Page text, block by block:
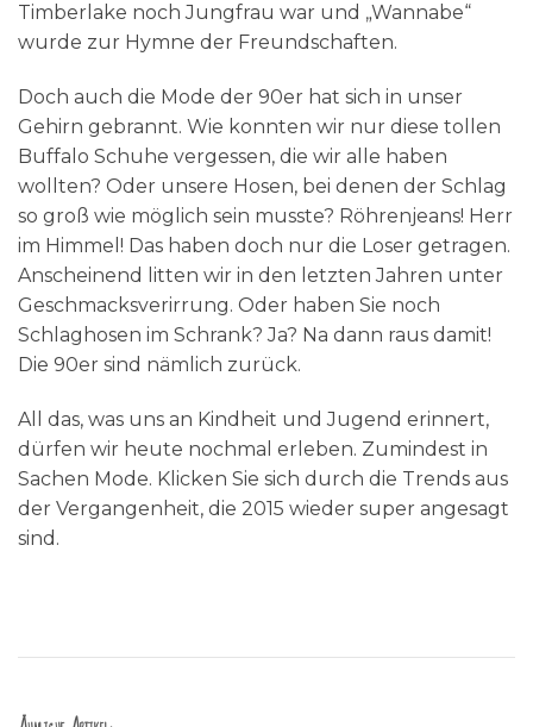
Timberlake noch Jungfrau war und „Wannabe“
wurde zur Hymne der Freundschaften.
Doch auch die Mode der 90er hat sich in unser
Gehirn gebrannt. Wie konnten wir nur diese tollen
Buffalo Schuhe vergessen, die wir alle haben
wollten? Oder unsere Hosen, bei denen der Schlag
so groß wie möglich sein musste? Röhrenjeans! Herr
im Himmel! Das haben doch nur die Loser getragen.
Anscheinend litten wir in den letzten Jahren unter
Geschmacksverirrung. Oder haben Sie noch
Schlaghosen im Schrank? Ja? Na dann raus damit!
Die 90er sind nämlich zurück.
All das, was uns an Kindheit und Jugend erinnert,
dürfen wir heute nochmal erleben. Zumindest in
Sachen Mode. Klicken Sie sich durch die Trends aus
der Vergangenheit, die 2015 wieder super angesagt
sind.